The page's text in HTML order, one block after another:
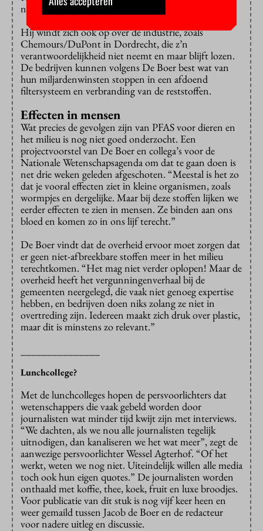
nou aan het doen?”
Hij windt zich ook op over de industrie, zoals
Chemours/DuPont in Dordrecht, die z’n
verantwoordelijkheid niet neemt en maar blijft lozen.
De bedrijven kunnen volgens De Boer best wat van
hun miljardenwinsten stoppen in een afdoend
filtersysteem en verbranding van de reststoffen.
Effecten in mensen
Wat precies de gevolgen zijn van PFAS voor dieren en
het milieu is nog niet goed onderzocht. Een
projectvoorstel van De Boer en collega’s voor de
Nationale Wetenschapsagenda om dat te gaan doen is
net drie weken geleden afgeschoten. “Meestal is het zo
dat je vooral effecten ziet in kleine organismen, zoals
wormpjes en dergelijke. Maar bij deze stoffen lijken we
eerder effecten te zien in mensen. Ze binden aan ons
bloed en komen zo in ons lijf terecht.”
De Boer vindt dat de overheid ervoor moet zorgen dat
er geen niet-afbreekbare stoffen meer in het milieu
terechtkomen. “Het mag niet verder oplopen! Maar de
overheid heeft het vergunningenverhaal bij de
gemeenten neergelegd, die vaak niet genoeg expertise
hebben, en bedrijven doen niks zolang ze niet in
overtreding zijn. Iedereen maakt zich druk over plastic,
maar dit is minstens zo relevant.”
Lunchcollege?
Met de lunchcolleges hopen de persvoorlichters dat
wetenschappers die vaak gebeld worden door
journalisten wat minder tijd kwijt zijn met interviews.
“We dachten, als we nou alle journalisten tegelijk
uitnodigen, dan kanaliseren we het wat meer”, zegt de
aanwezige persvoorlichter Wessel Agterhof. “Of het
werkt, weten we nog niet. Uiteindelijk willen alle media
toch ook hun eigen quotes.” De journalisten worden
onthaald met koffie, thee, koek, fruit en luxe broodjes.
Voor publicatie van dit stuk is nog vijf keer heen en
weer gemaild tussen Jacob de Boer en de redacteur
voor nadere uitleg en discussie.